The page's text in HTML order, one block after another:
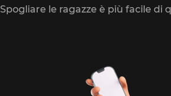
Spogliare le ragazze è più facile